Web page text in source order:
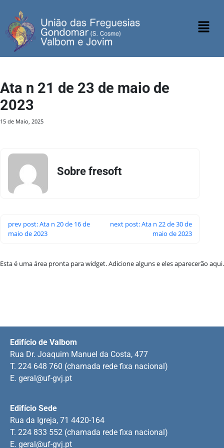
Ata n 21 de 23 de maio de
2023
15 de Maio, 2025
Sobre fresoft
prev post: Ata n 20 de 16 de
maio de 2023
next post: Ata n 22 de 30 de
maio de 2023
Esta é uma área pronta para widget. Adicione alguns e eles aparecerão aqui.
Edifício Sede
Rua da Igreja, 71 4420-164
T. 224 833 552 (chamada rede fixa nacional)
E. geral@uf-gvj.pt
Edifício de Valbom
Rua Dr. Joaquim Manuel da Costa, 477
T. 224 648 760 (chamada rede fixa nacional)
E. geral@uf-gvj.pt